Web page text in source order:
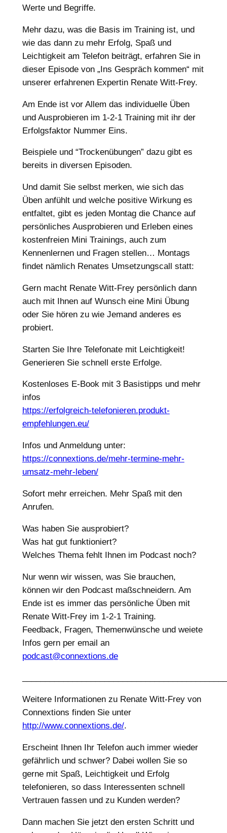
Werte und Begriffe.
Mehr dazu, was die Basis im Training ist, und
wie das dann zu mehr Erfolg, Spaß und
Leichtigkeit am Telefon beiträgt, erfahren Sie in
dieser Episode von „Ins Gespräch kommen“ mit
unserer erfahrenen Expertin Renate Witt-Frey.
Am Ende ist vor Allem das individuelle Üben
und Ausprobieren im 1-2-1 Training mit ihr der
Erfolgsfaktor Nummer Eins.
Beispiele und “Trockenübungen” dazu gibt es
bereits in diversen Episoden.
Und damit Sie selbst merken, wie sich das
Üben anfühlt und welche positive Wirkung es
entfaltet, gibt es jeden Montag die Chance auf
persönliches Ausprobieren und Erleben eines
kostenfreien Mini Trainings, auch zum
Kennenlernen und Fragen stellen… Montags
findet nämlich Renates Umsetzungscall statt:
Gern macht Renate Witt-Frey persönlich dann
auch mit Ihnen auf Wunsch eine Mini Übung
oder Sie hören zu wie Jemand anderes es
probiert.
Starten Sie Ihre Telefonate mit Leichtigkeit!
Generieren Sie schnell erste Erfolge.
Kostenloses E-Book mit 3 Basistipps und mehr
infos
https://erfolgreich-telefonieren.produkt-
empfehlungen.eu/
Infos und Anmeldung unter:
https://connextions.de/mehr-termine-mehr-
umsatz-mehr-leben/
Sofort mehr erreichen. Mehr Spaß mit den
Anrufen.
Was haben Sie ausprobiert?
Was hat gut funktioniert?
Welches Thema fehlt Ihnen im Podcast noch?
Nur wenn wir wissen, was Sie brauchen,
können wir den Podcast maßschneidern. Am
Ende ist es immer das persönliche Üben mit
Renate Witt-Frey im 1-2-1 Training.
Feedback, Fragen, Themenwünsche und weiete
Infos gern per email an
podcast@connextions.de
Weitere Informationen zu Renate Witt-Frey von
Connextions finden Sie unter
http://www.connextions.de/.
Erscheint Ihnen Ihr Telefon auch immer wieder
gefährlich und schwer? Dabei wollen Sie so
gerne mit Spaß, Leichtigkeit und Erfolg
telefonieren, so dass Interessenten schnell
Vertrauen fassen und zu Kunden werden?
Dann machen Sie jetzt den ersten Schritt und